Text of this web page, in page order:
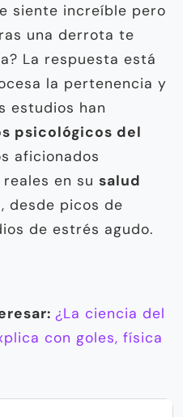
siente increíble pero
una derrota te
La respuesta está
la pertenencia y
estudios han
psicológicos del
aficionados
en su salud
, desde picos de
de estrés agudo.
¿La ciencia del
con goles, física